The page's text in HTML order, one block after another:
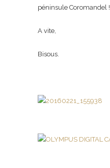
péninsule Coromandel !
A vite,
Bisous.